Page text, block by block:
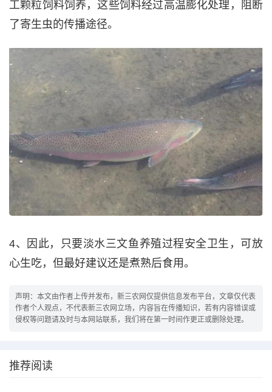
工颗粒饲料饲养，这些饲料经过高温膨化处理，阻断
了寄生虫的传播途径。
4、因此，只要淡水三文鱼养殖过程安全卫生，可放
心生吃，但最好建议还是煮熟后食用。
声明：本文由作者上传并发布，新三农网仅提供信息发布平台，文章仅代表
作者个人观点，不代表新三农网立场，内容旨在传播知识，若有内容错误或
侵权等问题请及时与本网站联系，我们将在第一时间作更正或删除处理。
推荐阅读